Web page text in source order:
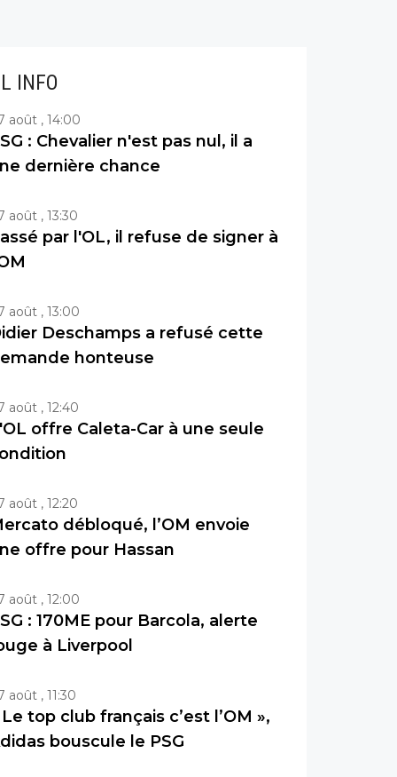
INFO
août , 14:00
: Chevalier n'est pas nul, il a
dernière chance
août , 13:30
par l'OL, il refuse de signer à
août , 13:00
Deschamps a refusé cette
honteuse
août , 12:40
offre Caleta-Car à une seule
août , 12:20
débloqué, l’OM envoie
offre pour Hassan
août , 12:00
: 170ME pour Barcola, alerte
à Liverpool
août , 11:30
Le top club français c’est l’OM »,
bouscule le PSG